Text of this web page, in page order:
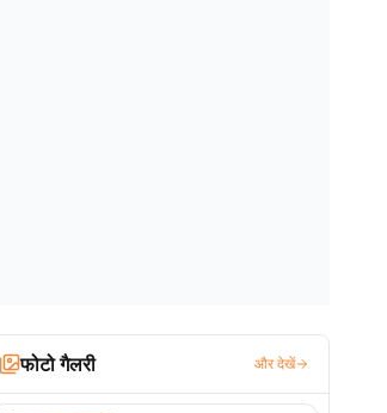
फोटो गैलरी और देखें